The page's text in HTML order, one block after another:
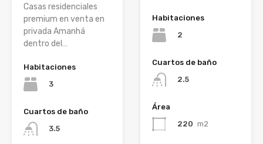
Casas residenciales
premium en venta en
privada Amanhá
dentro del…
Habitaciones
3
Cuartos de baño
3.5
Habitaciones
2
Cuartos de baño
2.5
Área
220 m2